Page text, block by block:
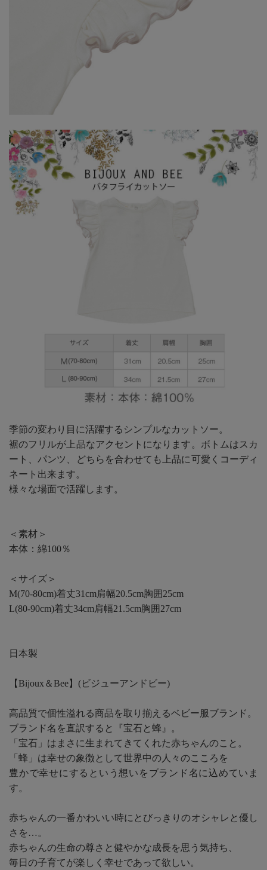
季節の変わり目に活躍するシンプルなカットソー。
裾のフリルが上品なアクセントになります。ボトムはスカ
ート、パンツ、どちらを合わせても上品に可愛くコーディ
ネート出来ます。
様々な場面で活躍します。
＜素材＞
本体：綿100％
＜サイズ＞
M(70-80cm)着丈31cm肩幅20.5cm胸囲25cm
L(80-90cm)着丈34cm肩幅21.5cm胸囲27cm
日本製
【Bijoux＆Bee】(ビジューアンドビー)
高品質で個性溢れる商品を取り揃えるベビー服ブランド。
ブランド名を直訳すると『宝石と蜂』。
「宝石」はまさに生まれてきてくれた赤ちゃんのこと。
「蜂」は幸せの象徴として世界中の人々のこころを
豊かで幸せにするという想いをブランド名に込めていま
す。
赤ちゃんの一番かわいい時にとびっきりのオシャレと優し
さを…。
赤ちゃんの生命の尊さと健やかな成長を思う気持ち、
毎日の子育てが楽しく幸せであって欲しい。